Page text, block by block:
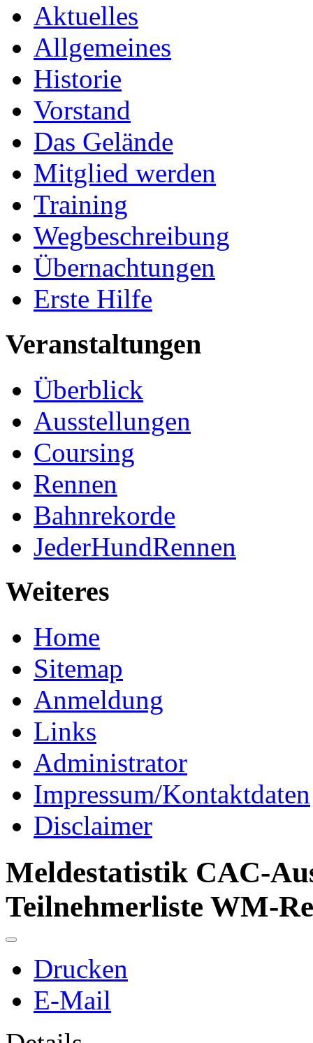
Aktuelles
Allgemeines
Historie
Vorstand
Das Gelände
Mitglied werden
Training
Wegbeschreibung
Übernachtungen
Erste Hilfe
Veranstaltungen
Überblick
Ausstellungen
Coursing
Rennen
Bahnrekorde
JederHundRennen
Weiteres
Home
Sitemap
Anmeldung
Links
Administrator
Impressum/Kontaktdaten
Disclaimer
Meldestatistik CAC-
Teilnehmerliste WM-
Drucken
E-Mail